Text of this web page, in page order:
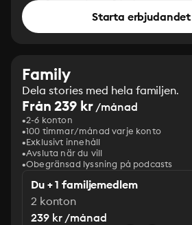
Starta erbjudandet
Family
Dela stories med hela familjen.
Från 239 kr/månad
2-6 konton
100 timmar/månad varje konto
Exklusivt innehåll
Avsluta när du vill
Obegränsad lyssning på podcasts
Du + 1 familjemedlem
2 konton
239 kr /månad